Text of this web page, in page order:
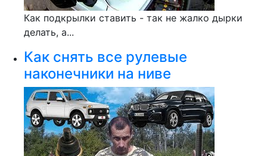
Как подкрылки ставить - так не жалко дырки
делать, а...
Как снять все рулевые
наконечники на ниве